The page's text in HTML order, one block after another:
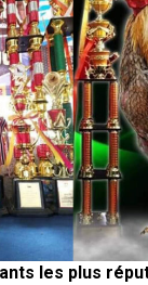
les plus